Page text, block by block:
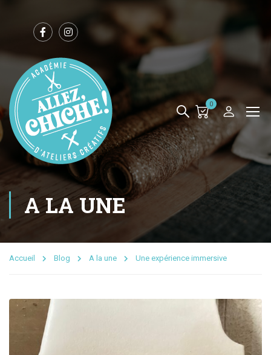
0
A LA UNE
Accueil Blog A la une Une expérience immersive